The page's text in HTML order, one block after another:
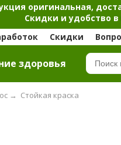
оригинальная,
Скидки и удобство
Скидки
здоровья
→ Стойкая краска